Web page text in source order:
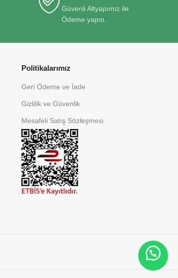
Güvenli Altyapımız ile
Ödeme yapın.
Politikalarımız
Geri Ödeme ve İade
Gizlilik ve Güvenlik
Mesafeli Satış Sözleşmesi